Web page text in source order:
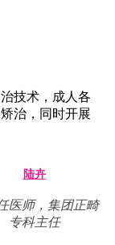
技术，成人各
治，同时开展
陆卉
医师，集团正畸
专科主任